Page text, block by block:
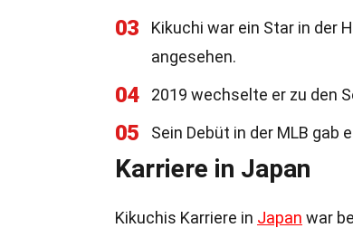
03
Kikuchi war ein Star in der
angesehen.
04 2019 wechselte er zu den
05 Sein Debüt in der MLB gab
Karriere in Japan
Kikuchis Karriere in Japan war